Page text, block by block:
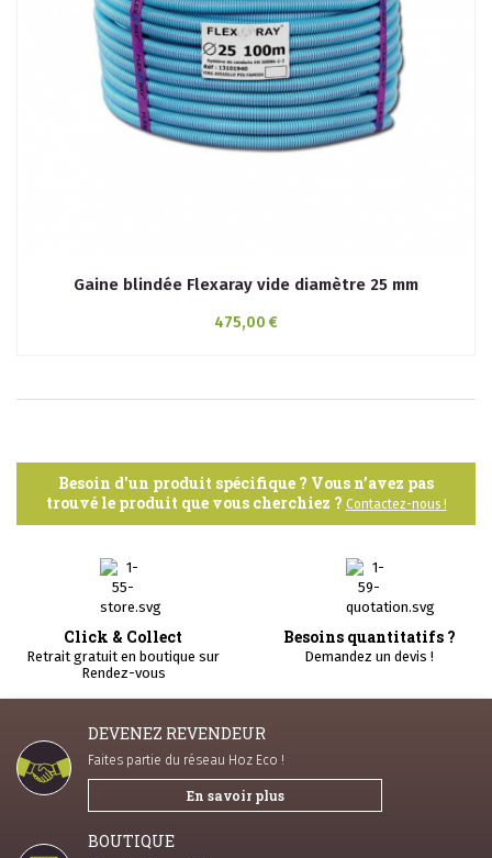
Gaine blindée Flexaray vide diamètre 25 mm
475,00 €
Besoin d'un produit spécifique ? Vous n’avez pas
trouvé le produit que vous cherchiez ? Contactez-nous !
Click & Collect
Retrait gratuit en boutique sur
Rendez-vous
Besoins quantitatifs ?
Demandez un devis !
DEVENEZ REVENDEUR
Faites partie du réseau Hoz Eco !
En savoir plus
BOUTIQUE